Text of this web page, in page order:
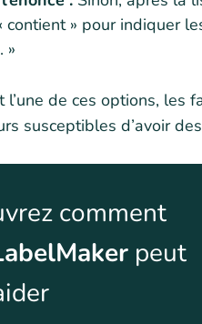
contient » pour indiquer
»
l’une de ces options, les
susceptibles d’avoir
comment
peut